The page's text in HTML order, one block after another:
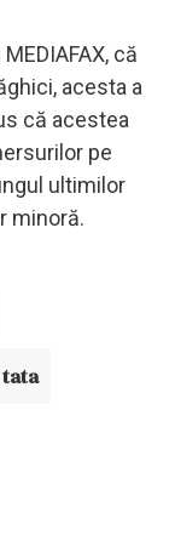
că
acesta a
că acestea
pe
ultimilor
minoră.
tata